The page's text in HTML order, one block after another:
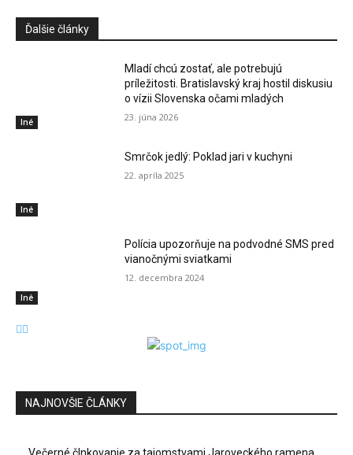
Ďalšie články
Iné
Mladí chcú zostať, ale potrebujú
príležitosti. Bratislavský kraj hostil diskusiu
o vízii Slovenska očami mladých
23. júna 2026
Iné
Smrčok jedlý: Poklad jari v kuchyni
22. apríla 2025
Iné
Polícia upozorňuje na podvodné SMS pred
vianočnými sviatkami
12. decembra 2024
NAJNOVŠIE ČLÁNKY